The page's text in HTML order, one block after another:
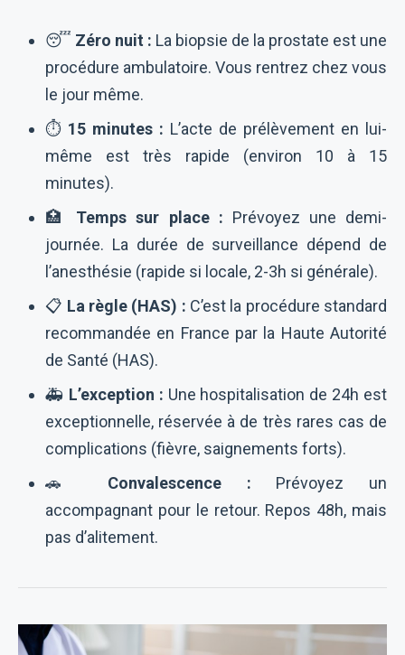
😴 Zéro nuit : La biopsie de la prostate est une
procédure ambulatoire. Vous rentrez chez vous
le jour même.
⏱️ 15 minutes : L’acte de prélèvement en lui-
même est très rapide (environ 10 à 15
minutes).
🏥 Temps sur place : Prévoyez une demi-
journée. La durée de surveillance dépend de
l’anesthésie (rapide si locale, 2-3h si générale).
📋 La règle (HAS) : C’est la procédure standard
recommandée en France par la Haute Autorité
de Santé (HAS).
🚑 L’exception : Une hospitalisation de 24h est
exceptionnelle, réservée à de très rares cas de
complications (fièvre, saignements forts).
🚗 Convalescence : Prévoyez un
accompagnant pour le retour. Repos 48h, mais
pas d’alitement.